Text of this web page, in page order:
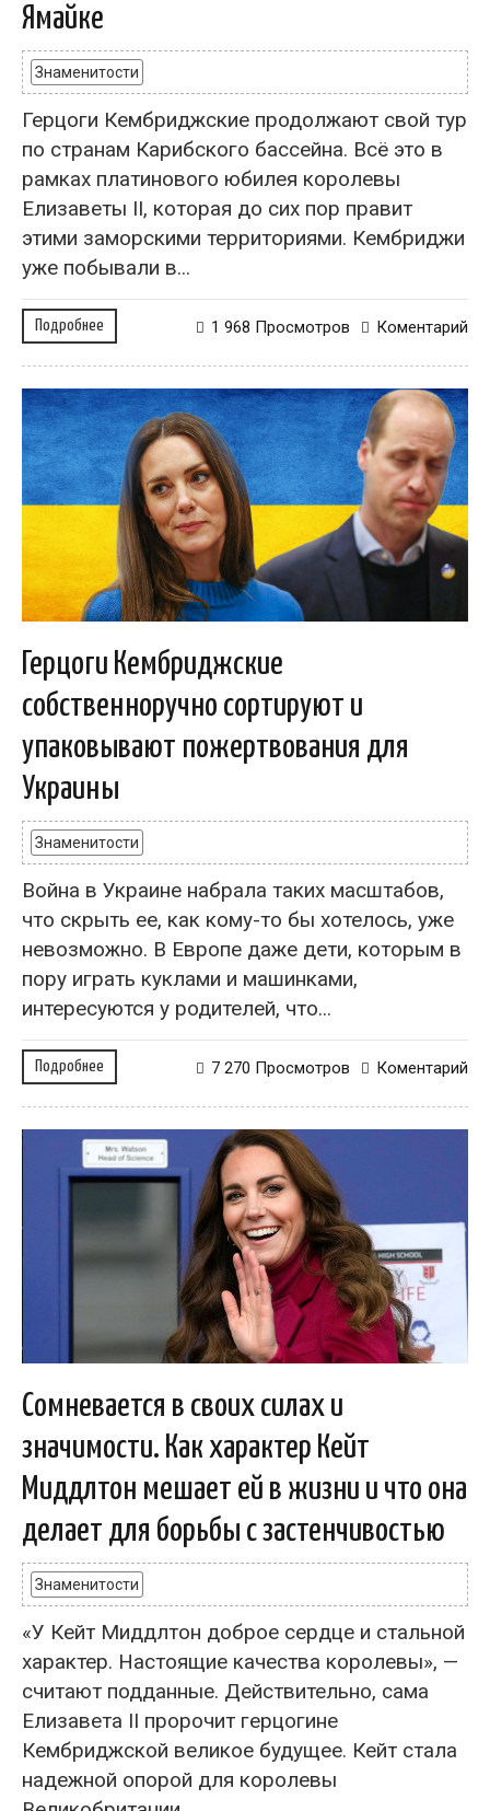
Ямайке
Знаменитости
Герцоги Кембриджские продолжают свой тур
по странам Карибского бассейна. Всё это в
рамках платинового юбилея королевы
Елизаветы II, которая до сих пор правит
этими заморскими территориями. Кембриджи
уже побывали в...
Подробнее Коментарий
1 968 Просмотров
Герцоги Кембриджские
собственноручно сортируют и
упаковывают пожертвования для
Украины
Знаменитости
Война в Украине набрала таких масштабов,
что скрыть ее, как кому-то бы хотелось, уже
невозможно. В Европе даже дети, которым в
пору играть куклами и машинками,
интересуются у родителей, что...
Подробнее Коментарий
7 270 Просмотров
Сомневается в своих силах и
значимости. Как характер Кейт
Миддлтон мешает ей в жизни и что она
делает для борьбы с застенчивостью
Знаменитости
«У Кейт Миддлтон доброе сердце и стальной
характер. Настоящие качества королевы», —
считают подданные. Действительно, сама
Елизавета II пророчит герцогине
Кембриджской великое будущее. Кейт стала
надежной опорой для королевы